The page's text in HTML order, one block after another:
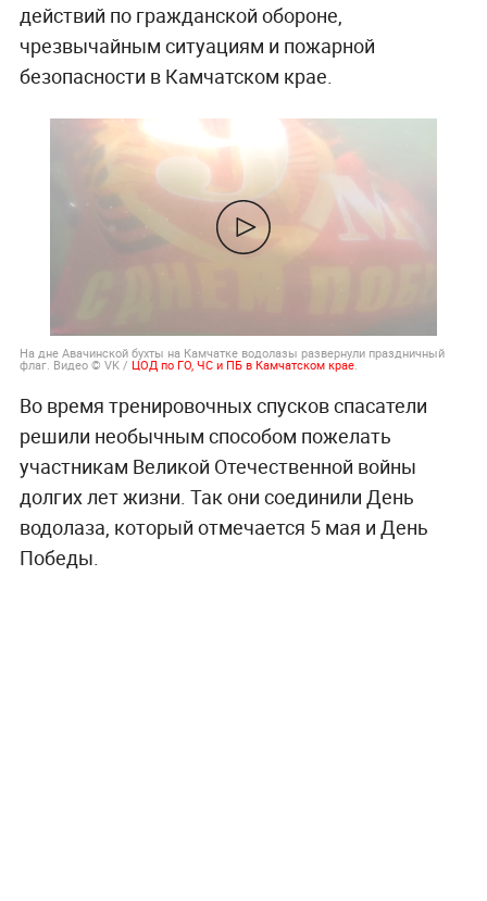
действий по гражданской обороне,
чрезвычайным ситуациям и пожарной
безопасности в Камчатском крае.
На дне Авачинской бухты на Камчатке водолазы развернули праздничный
флаг. Видео © VK / ЦОД по ГО, ЧС и ПБ в Камчатском крае.
Во время тренировочных спусков спасатели
решили необычным способом пожелать
участникам Великой Отечественной войны
долгих лет жизни. Так они соединили День
водолаза, который отмечается 5 мая и День
Победы.